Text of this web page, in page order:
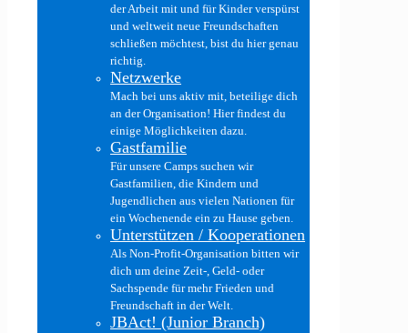
der Arbeit mit und für Kinder verspürst
und weltweit neue Freundschaften
schließen möchtest, bist du hier genau
richtig.
Netzwerke
Mach bei uns aktiv mit, beteilige dich
an der Organisation! Hier findest du
einige Möglichkeiten dazu.
Gastfamilie
Für unsere Camps suchen wir
Gastfamilien, die Kindern und
Jugendlichen aus vielen Nationen für
ein Wochenende ein zu Hause geben.
Unterstützen / Kooperationen
Als Non-Profit-Organisation bitten wir
dich um deine Zeit-, Geld- oder
Sachspende für mehr Frieden und
Freundschaft in der Welt.
JBAct! (Junior Branch)